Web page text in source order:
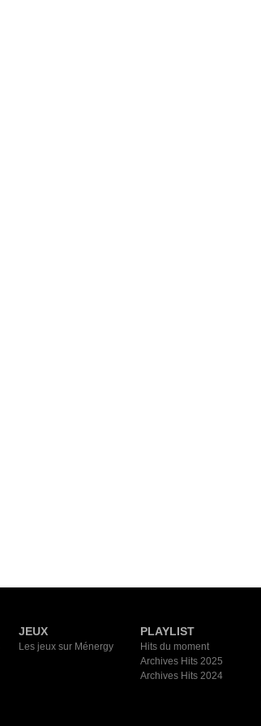
JEUX
Les jeux sur Ménergy
PLAYLIST
Hits du moment
Archives Hits 2025
Archives Hits 2024